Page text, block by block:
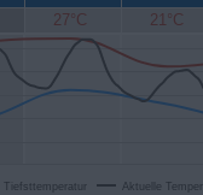
27°C 21°C
Tiefsttemperatur Aktuelle